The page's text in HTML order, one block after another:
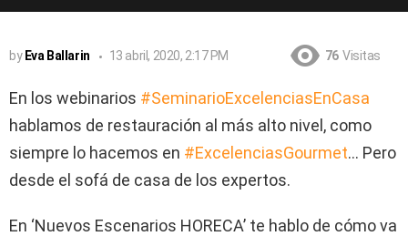
by Eva Ballarin 13 abril, 2020, 2:17 PM 76 Visitas
En los webinarios #SeminarioExcelenciasEnCasa
hablamos de restauración al más alto nivel, como
siempre lo hacemos en #ExcelenciasGourmet… Pero
desde el sofá de casa de los expertos.
En ‘Nuevos Escenarios HORECA’ te hablo de cómo va